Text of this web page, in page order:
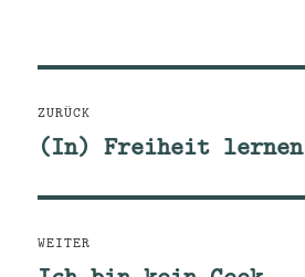
ZURÜCK
Vorheriger
(In) Freiheit lernen
WEITER